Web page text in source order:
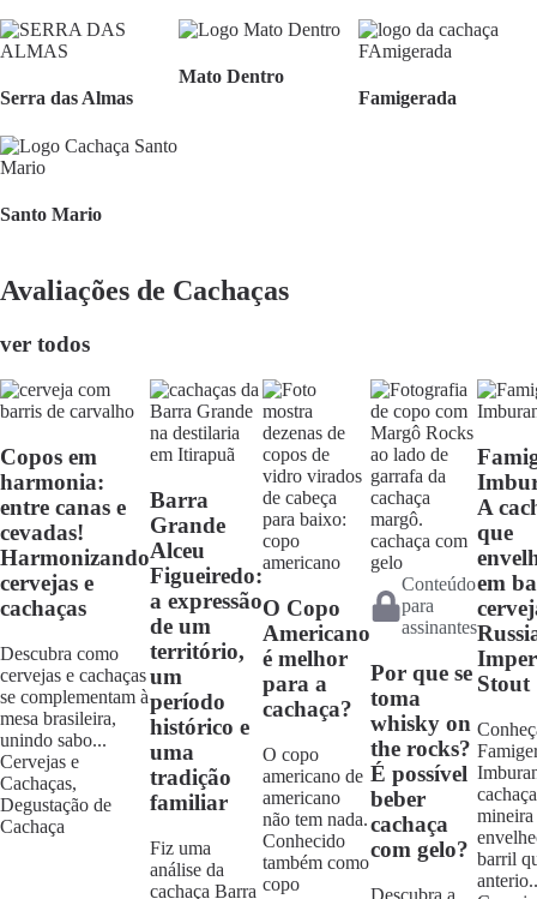
Serra das Almas
Mato Dentro
Famigerada
Santo Mario
Avaliações de Cachaças
ver todos
Copos em
harmonia:
entre canas e
cevadas!
Harmonizando
cervejas e
cachaças
Descubra como
cervejas e cachaças
se complementam à
mesa brasileira,
unindo sabo...
Cervejas e
Cachaças,
Degustação de
Cachaça
Barra
Grande
Alceu
Figueiredo:
a expressão
de um
território,
um
período
histórico e
uma
tradição
familiar
Fiz uma
análise da
cachaça Barra
O Copo
Americano
é melhor
para a
cachaça?
O copo
americano de
americano
não tem nada.
Conhecido
também como
copo
Conteúdo
para
assinantes
Por que se
toma
whisky on
the rocks?
É possível
beber
cachaça
com gelo?
A
que
em
Stout
cachaça
mineira
barril